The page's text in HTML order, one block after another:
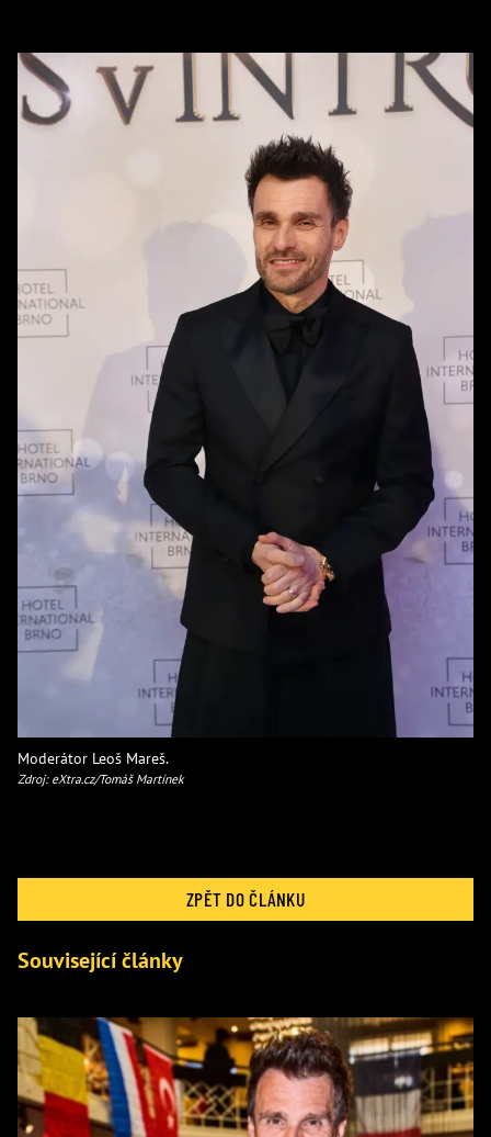
Moderátor Leoš Mareš.
Zdroj: eXtra.cz/Tomáš Martínek
ZPĚT DO ČLÁNKU
Související články